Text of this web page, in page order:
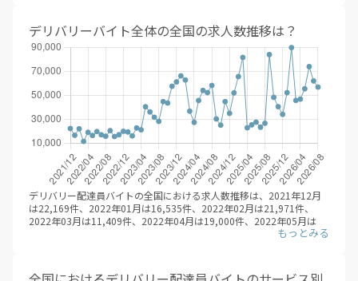
CoCo壱番屋
2件
ガスト
2件
シグマロジスティクス
2件
2件
サカイ引越センター
2件
からやま
松屋
1件
くら寿司
1件
モスバーガー
1件
ロイヤルホスト
1件
マクドナルド
1件
1件
件、2023年12月が0件、2024年01月が0件、2024年02月が0件、
2024年03月が0件、2024年04月が0件、2024年05月が0件、2024年
06月が3件、2024年07月が3件、2024年08月が3件、2024年09月が3
件、2024年10月が3件、2024年11月が0件、2024年12月が2件、
2025年01月が1件、2025年02月が2件、2025年03月が2件、2025年
04月が0件、2025年05月が0件、2025年06月が1件、2025年07月が0
件、2025年08月が0件、2025年09月が0件、2025年10月が0件、
2025年11月が0件、2025年12月が0件、2026年01月が0件、2026年
02月が1件、2026年03月が0件、2026年04月が0件、2026年05月が1
件、2026年06月が1件、2026年07月が0件、2026年08月が0件と推移
しています。（※デリバリーバイトNAVI調べ /2026年08月）
デリバリー配達員バイトの求人は、エリアごとの募集・稼働人数が決
まっているため、人気エリアから登録が止まっていく傾向がありま
す。興味のある方は早めに配達員登録にステップに進むとよいでしょ
う。
デリバリーバイト全体の全国の求人数推移は？
デリバリー配達員バイトの全国における求人数推移は、2021年12月
は22,169件、2022年01月は16,535件、2022年02月は21,971件、
2022年03月は11,409件、2022年04月は19,000件、2022年05月は
16,358件、2022年06月は19,658件、2022年07月は16,965件、2022
は19,297件、2023年02月は16,035件、2023年03月は22,662件、